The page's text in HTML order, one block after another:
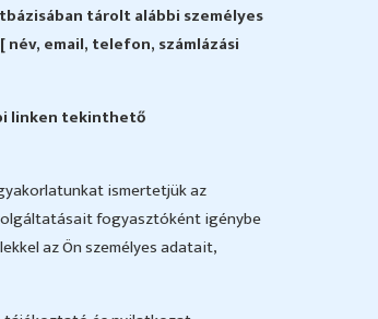
tárolt alábbi személyes
email, telefon, számlázási
linken tekinthető
ismertetjük az
fogyasztóként igénybe
az Ön személyes adatait,